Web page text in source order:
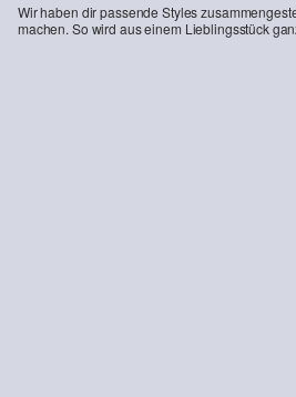
verantwortung/
Wir haben dir passende Styles
machen. So wird aus einem Lieblingsstück